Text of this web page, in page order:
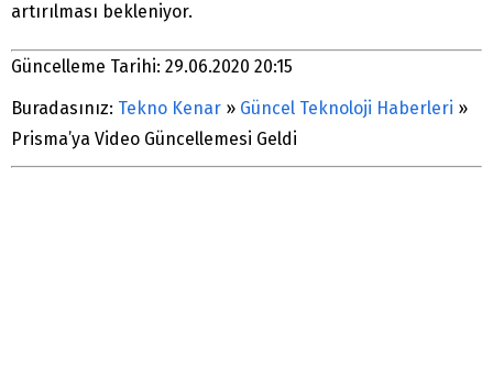
artırılması bekleniyor.
Güncelleme Tarihi: 29.06.2020 20:15
Buradasınız: Tekno Kenar » Güncel Teknoloji Haberleri »
Prisma’ya Video Güncellemesi Geldi